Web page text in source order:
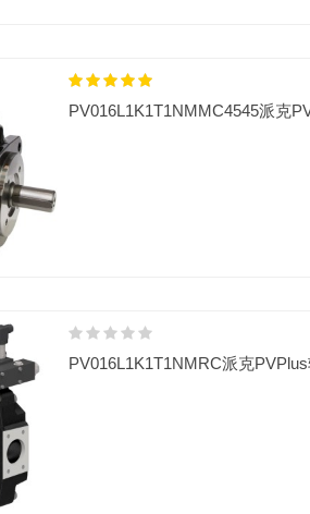
PV016L1K1T1NMMC4545派克
PV016L1K1T1NMRC派克